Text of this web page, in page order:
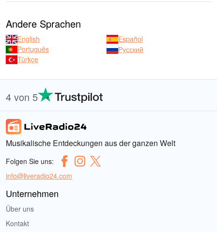
Andere Sprachen
English
Español
Português
Русский
Türkçe
4 von 5
Musikalische Entdeckungen aus der ganzen Welt
Folgen Sie uns:
info@liveradio24.com
Unternehmen
Über uns
Kontakt